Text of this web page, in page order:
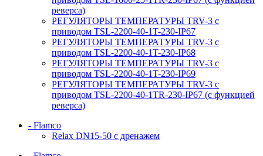
реверса)
РЕГУЛЯТОРЫ ТЕМПЕРАТУРЫ TRV-3 с
приводом TSL-2200-40-1T-230-IP67
РЕГУЛЯТОРЫ ТЕМПЕРАТУРЫ TRV-3 с
приводом TSL-2200-40-1T-230-IP68
РЕГУЛЯТОРЫ ТЕМПЕРАТУРЫ TRV-3 с
приводом TSL-2200-40-1T-230-IP69
РЕГУЛЯТОРЫ ТЕМПЕРАТУРЫ TRV-3 с
приводом TSL-2200-40-1TR-230-IP67 (с функцией
реверса)
- Flamco
Relax DN15-50 с дренажем